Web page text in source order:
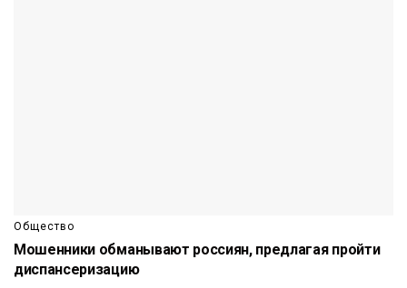
Общество
Мошенники обманывают россиян, предлагая пройти
диспансеризацию